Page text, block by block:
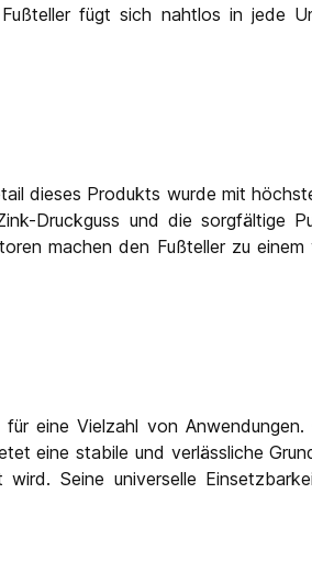
Fußteller fügt sich nahtlos in jede
dieses Produkts wurde mit
Druckguss und die sorgfältige
machen den Fußteller zu
eine Vielzahl von
eine stabile und verlässliche
Seine universelle